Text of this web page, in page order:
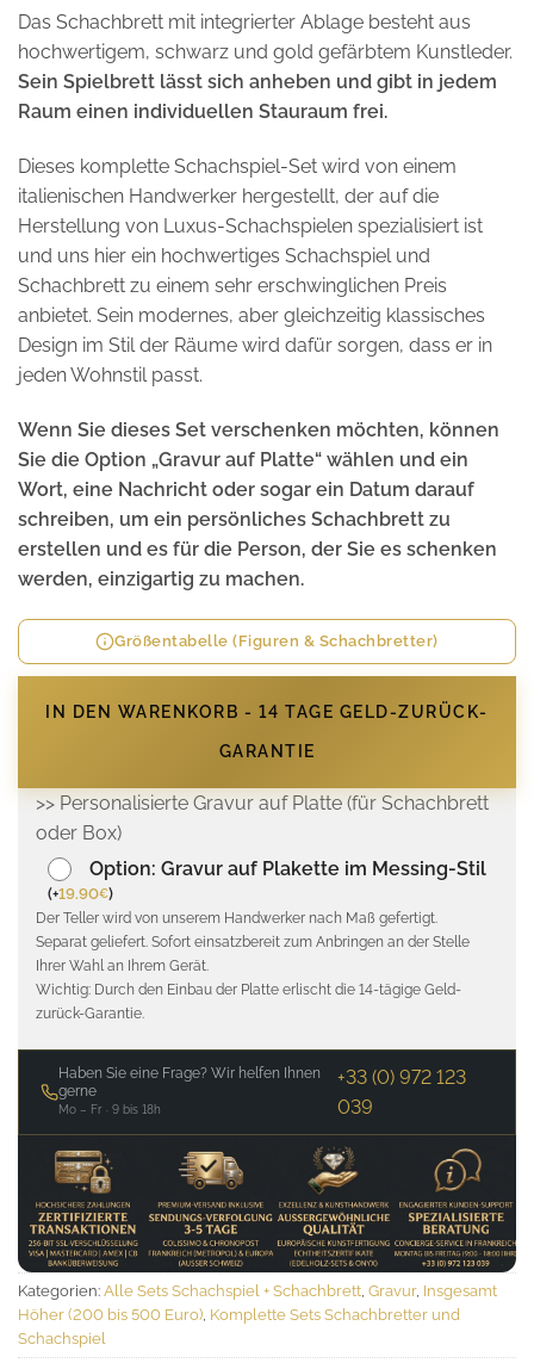
Das Schachbrett mit integrierter Ablage besteht aus
hochwertigem, schwarz und gold gefärbtem Kunstleder.
Sein Spielbrett lässt sich anheben und gibt in jedem
Raum einen individuellen Stauraum frei.
Dieses komplette Schachspiel-Set wird von einem
italienischen Handwerker hergestellt, der auf die
Herstellung von Luxus-Schachspielen spezialisiert ist
und uns hier ein hochwertiges Schachspiel und
Schachbrett zu einem sehr erschwinglichen Preis
anbietet. Sein modernes, aber gleichzeitig klassisches
Design im Stil der Räume wird dafür sorgen, dass er in
jeden Wohnstil passt.
Wenn Sie dieses Set verschenken möchten, können
Sie die Option „Gravur auf Platte“ wählen und ein
Wort, eine Nachricht oder sogar ein Datum darauf
schreiben, um ein persönliches Schachbrett zu
erstellen und es für die Person, der Sie es schenken
werden, einzigartig zu machen.
Größentabelle (Figuren & Schachbretter)
IN DEN WARENKORB - 14 TAGE GELD-ZURÜCK-
GARANTIE
>> Personalisierte Gravur auf Platte (für Schachbrett
oder Box)
Option: Gravur auf Plakette im Messing-Stil
(+19.90€)
Der Teller wird von unserem Handwerker nach Maß gefertigt.
Separat geliefert. Sofort einsatzbereit zum Anbringen an der Stelle
Ihrer Wahl an Ihrem Gerät.
Wichtig: Durch den Einbau der Platte erlischt die 14-tägige Geld-
zurück-Garantie.
Haben Sie eine Frage? Wir helfen Ihnen
gerne
Mo – Fr · 9 bis 18h
+33 (0) 972 123
039
Kategorien: Alle Sets Schachspiel + Schachbrett Gravur, Insgesamt
Höher (200 bis 500 Euro) Komplette Sets Schachbretter und
Schachspiel